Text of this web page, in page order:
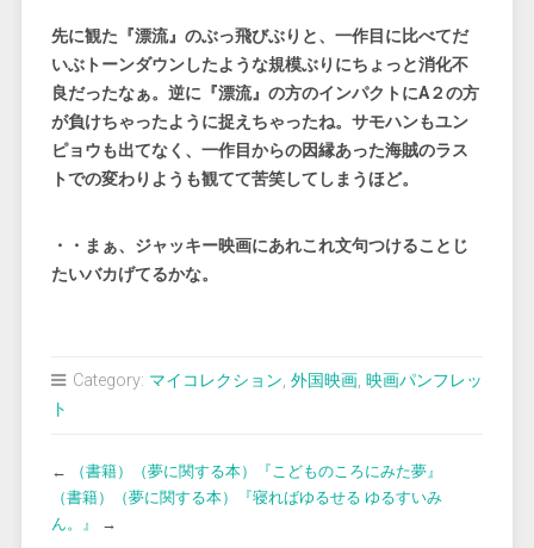
先に観た『漂流』のぶっ飛びぶりと、一作目に比べてだ
いぶトーンダウンしたような規模ぶりにちょっと消化不
良だったなぁ。逆に『漂流』の方のインパクトにA２の方
が負けちゃったように捉えちゃったね。サモハンもユン
ピョウも出てなく、一作目からの因縁あった海賊のラス
トでの変わりようも観てて苦笑してしまうほど。
・・まぁ、ジャッキー映画にあれこれ文句つけることじ
たいバカげてるかな。
Category: マイコレクション, 外国映画, 映画パンフレッ
ト
←
（書籍）（夢に関する本）『こどものころにみた夢』
（書籍）（夢に関する本）『寝ればゆるせる ゆるすいみ
ん。』
→